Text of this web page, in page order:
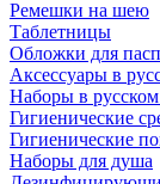
Ремешки на шею
Таблетницы
Обложки для
Аксессуары в
Наборы в русском
Гигиенические
Гигиенические
Наборы для душа